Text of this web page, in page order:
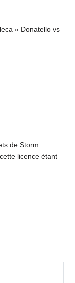
« Donatello vs
de Storm
licence étant